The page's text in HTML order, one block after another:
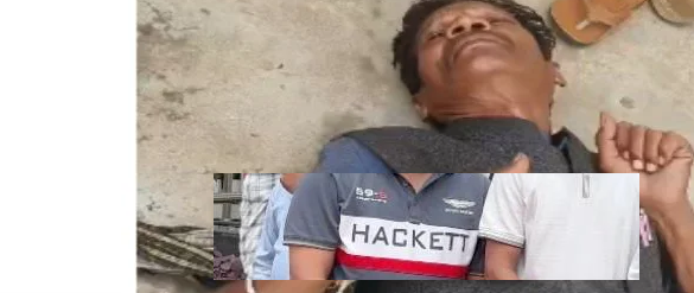
Recent
Jagannath: एटी पैलेस में भगवान जगन्नाथ की
स्थापना, डिप्टी सीएम अरुण साव ने रथ यात्रा को
दिखाई हरी झंडी
July 10, 2026.Ronit Sharma